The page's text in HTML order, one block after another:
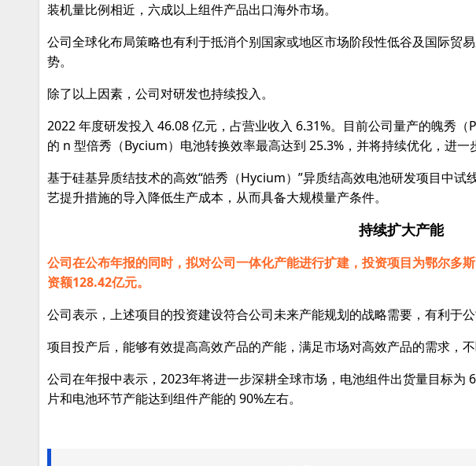
装机量比例相近，六成以上组件产品出口海外市场。
公司全球化布局策略也有利于抵消个别国家或地区市场阶段性低谷及国际贸
势。
除了以上因素，公司对研发也持续投入。
2022 年度研发投入 46.08 亿元，占营业收入 6.31%。目前公司量产的魄秀
的 n 型倍秀（Bycium）电池转换效率最高达到 25.3%，并将持续优化，进一
基于硅基异质结技术的高效“皓秀（Hycium）”异质结高效电池研发项目中
艺提升措施的导入降低生产成本，从而具备大规模量产条件。
持续扩大产能
公司在公布年报的同时，拟对公司一体化产能进行扩建，投资项目为鄂尔多
资额128.42亿元。
公司表示，上述项目的投资建设符合公司未来产能规划的战略需要，有利于公
项目投产后，能够有效提高高效产品的产能，满足市场对高效产品的需求，
公司在年报中表示，2023年将进一步深耕全球市场，电池组件出货量目标为
片和电池环节产能达到组件产能的 90%左右。